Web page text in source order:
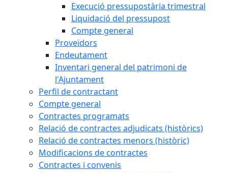
Execució pressupostària trimestral
Liquidació del pressupost
Compte general
Proveïdors
Endeutament
Inventari general del patrimoni de
l'Ajuntament
Perfil de contractant
Compte general
Contractes programats
Relació de contractes adjudicats (històrics)
Relació de contractes menors (històric)
Modificacions de contractes
Contractes i convenis